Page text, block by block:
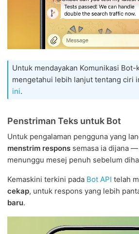
Untuk mendayakan Komunikasi Bot-
mengetahui lebih lanjut tentang ciri
ini.
Penstriman Teks untuk Bot
Untuk pengalaman pengguna yang
menstrim respons semasa ia dijana
menunggu mesej penuh sebelum
Kemaskini terkini pada Bot API telah
cekap, untuk respons yang lebih
baru.